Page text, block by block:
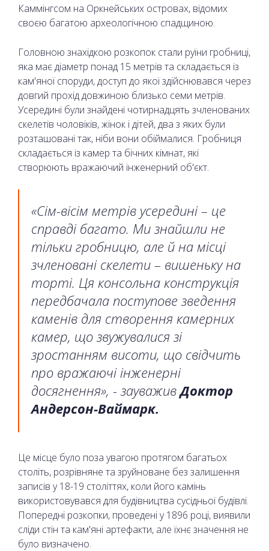
Каммінгсом на Оркнейських островах, відомих
своєю багатою археологічною спадщиною.
Головною знахідкою розкопок стали руїни гробниці,
яка має діаметр понад 15 метрів та складається із
кам'яної споруди, доступ до якої здійснювався через
довгий прохід довжиною близько семи метрів.
Усередині були знайдені чотирнадцять зчленованих
скелетів чоловіків, жінок і дітей, два з яких були
розташовані так, ніби вони обіймалися. Гробниця
складається із камер та бічних кімнат, які
створюють вражаючий інженерний об'єкт.
«Сім-вісім метрів усередині – це
справді багато. Ми знайшли не
тільки гробницю, але й на місці
зчленовані скелети – вишеньку на
торті. Ця консольна конструкція
передбачала поступове зведення
каменів для створення камерних
камер, що звужувалися зі
зростанням висоти, що свідчить
про вражаючі інженерні
досягнення», - зауваживДоктор
Андерсон-Ваймарк.
Це місце було поза увагою протягом багатьох
століть, розрівняне та зруйноване без залишення
записів у 18-19 століттях, коли його камінь
використовувався для будівництва сусідньої будівлі.
Попередні розкопки, проведені у 1896 році, виявили
сліди стін та кам'яні артефакти, але їхнє значення не
було визначено.